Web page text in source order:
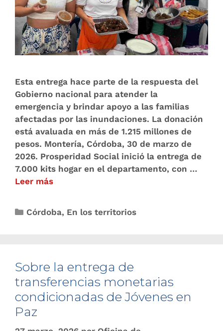
Esta entrega hace parte de la respuesta del
Gobierno nacional para atender la
emergencia y brindar apoyo a las familias
afectadas por las inundaciones. La donación
está avaluada en más de 1.215 millones de
pesos. Montería, Córdoba, 30 de marzo de
2026. Prosperidad Social inició la entrega de
7.000 kits hogar en el departamento, con …
Leer más
Córdoba, En los territorios
Sobre la entrega de
transferencias monetarias
condicionadas de Jóvenes en
Paz